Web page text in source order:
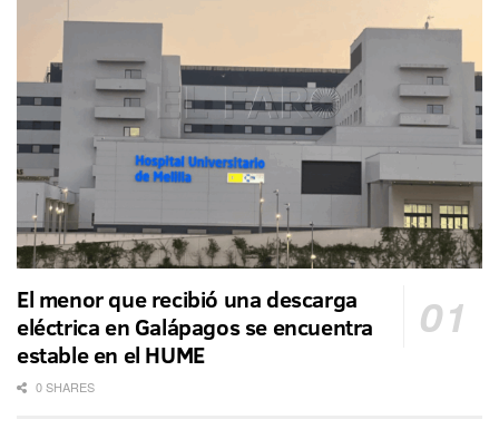
El menor que recibió una descarga
eléctrica en Galápagos se encuentra
estable en el HUME
0 SHARES